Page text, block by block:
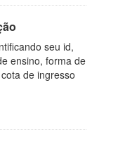
seu id,
ensino, forma de
de ingresso